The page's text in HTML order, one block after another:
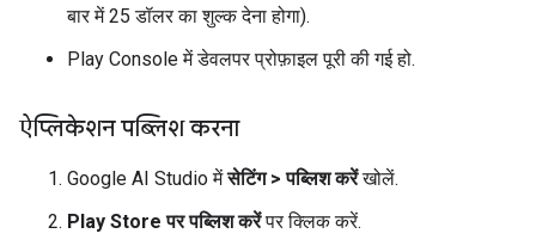
बार में 25 डॉलर का शुल्क देना होगा).
Play Console में डेवलपर प्रोफ़ाइल पूरी की गई हो.
ऐप्लिकेशन पब्लिश करना
Google AI Studio मेंसेटिंग > पब्लिश करेंखोलें.
Play Store पर पब्लिश करेंपर क्लिक करें.